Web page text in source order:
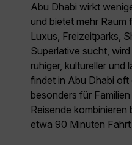
Abu Dhabi wirkt
und bietet mehr Raum
Luxus, Freizeitparks,
Superlative sucht,
ruhiger, kultureller und
findet in Abu Dhabi oft
besonders für
Reisende kombinieren
etwa 90 Minuten